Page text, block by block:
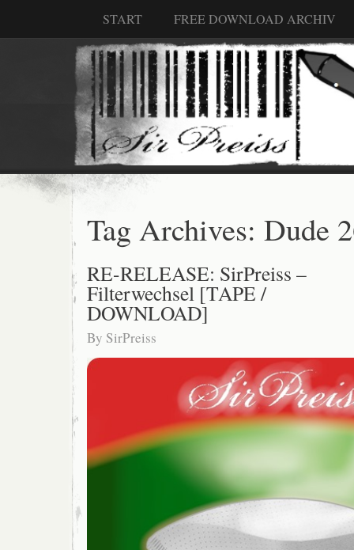
START FREE DOWNLOAD ARCHIV
Tag Archives: Dude
RE-RELEASE: SirPreiss –
Filterwechsel [TAPE /
DOWNLOAD]
By SirPreiss